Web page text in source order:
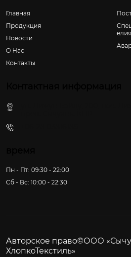
Главная
Продукция
Новости
О Hас
Контакты
елия
Пн - Пт: 09:30 - 22:00
Сб - Вс: 10:00 - 22:30
Авторское право©ООО
ХлопкоТекстиль»